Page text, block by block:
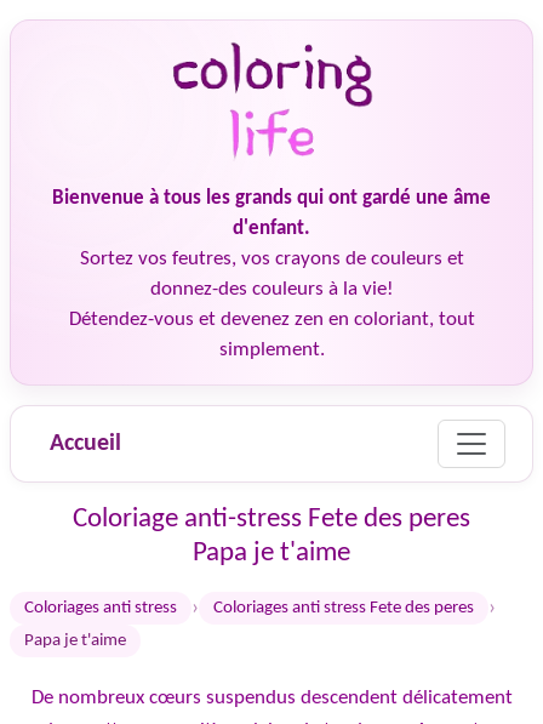
Bienvenue à tous les grands qui ont gardé une âme
d'enfant.
Sortez vos feutres, vos crayons de couleurs et
donnez-des couleurs à la vie!
Détendez-vous et devenez zen en coloriant, tout
simplement.
Accueil
Coloriage anti-stress Fete des peres
Papa je t'aime
Coloriages anti stress › Coloriages anti stress Fete des peres ›
Papa je t'aime
De nombreux cœurs suspendus descendent délicatement